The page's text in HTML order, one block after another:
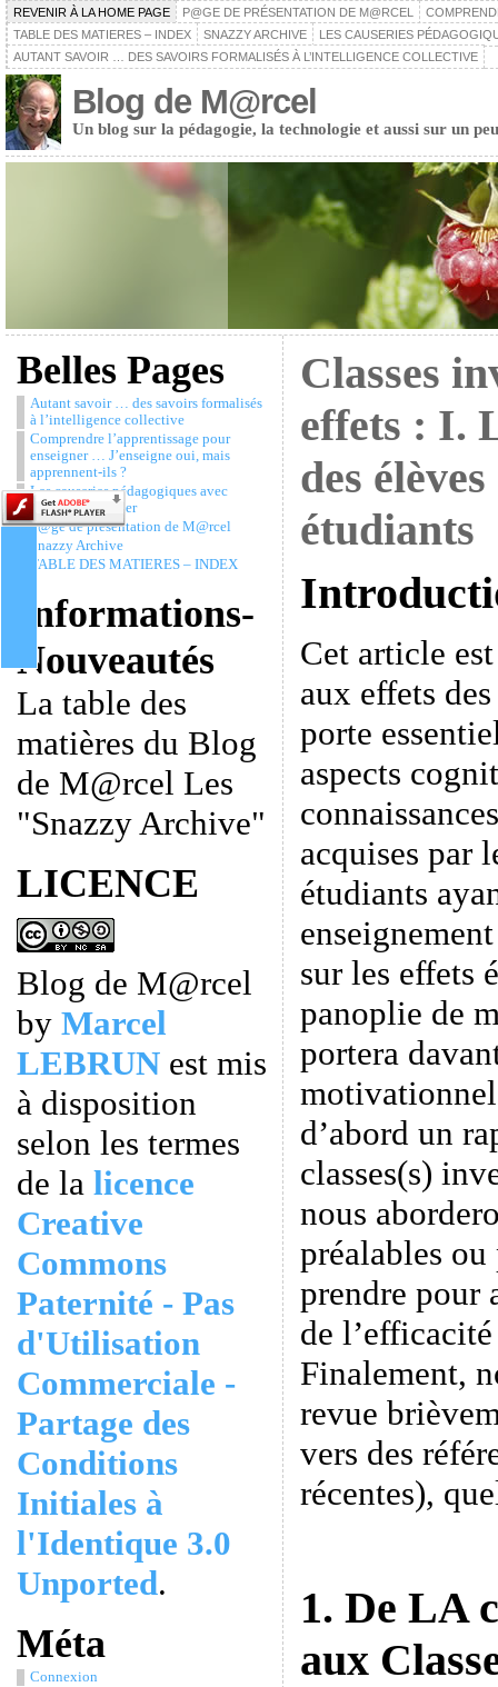
REVENIR À LA HOME PAGE P@GE DE PRÉSENTATION DE M@RCEL
TABLE DES MATIERES – INDEX
SNAZZY ARCHIVE
LES CAUSERIES
AUTANT SAVOIR … DES SAVOIRS FORMALISÉS À L’INTELLIGENCE COLLECTIVE
Blog de M@rcel
Un blog sur la pédagogie, la technologie et aussi sur un
Belles Pages
Autant savoir … des savoirs formalisés
à l’intelligence collective
Comprendre l’apprentissage pour
enseigner … J’enseigne oui, mais
apprennent-ils ?
Les causeries pédagogiques avec
Christophe Batier
P@ge de présentation de M@rcel
Snazzy Archive
TABLE DES MATIERES – INDEX
Informations-
Nouveautés
La table des
matières du Blog
de M@rcel Les
"Snazzy Archive"
LICENCE
Blog de M@rcel
by Marcel
LEBRUNest mis
à disposition
selon les termes
de la licence
Creative
Commons
Paternité - Pas
d'Utilisation
Commerciale -
Partage des
Conditions
Initiales à
l'Identique 3.0
Unported.
Méta
Connexion
Classes
effets : I.
des
étudiants
Cet article
aux effets
porte
aspects
acquises par
étudiants
sur les effets
panoplie de
portera
d’abord un
classes(s)
nous
préalables
prendre pour
de
Finalement,
revue
vers des
récentes),
1. De LA
aux